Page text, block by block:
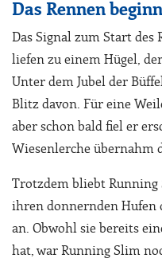
Das Rennen
Das Signal zum Start des
liefen zu einem Hügel,
Unter dem Jubel der
Blitz davon. Für eine
aber schon bald fiel er
Wiesenlerche übernahm
Trotzdem bliebt
ihren donnernden Hufen
an. Obwohl sie bereits
hat, war Running Slim